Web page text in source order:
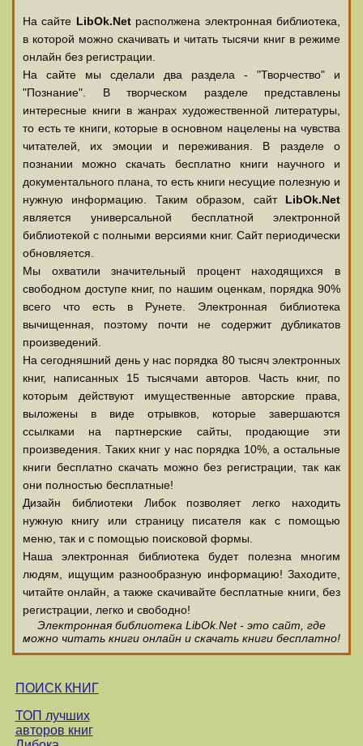
На сайте LibOk.Netрасполжена электронная библиотека,
в которой можно скачивать и читать тысячи книг в режиме
онлайн без регистрации.
На сайте мы сделали два раздела - "Творчество" и
"Познание". В творческом разделе представлены
интересные книги в жанрах художественной литературы,
то есть те книги, которые в основном нацелены на чувства
читателей, их эмоции и переживания. В разделе о
познании можно скачать бесплатно книги научного и
документального плана, то есть книги несущие полезную и
нужную информацию. Таким образом, сайт LibOk.Net
является универсальной бесплатной электронной
библиотекой с полными версиями книг. Сайт периодически
обновляется.
Мы охватили значительный процент находящихся в
свободном доступе книг, по нашим оценкам, порядка 90%
всего что есть в Рунете. Электронная библиотека
вычищенная, поэтому почти не содержит дубликатов
произведений.
На сегодняшний день у нас порядка 80 тысяч электронных
книг, написанных 15 тысячами авторов. Часть книг, по
которым действуют имущественные авторские права,
выложены в виде отрывков, которые завершаются
ссылками на партнерские сайты, продающие эти
произведения. Таких книг у нас порядка 10%, а остальные
книги бесплатно скачать можно без регистрации, так как
они полностью бесплатные!
Дизайн библиотеки Либок позволяет легко находить
нужную книгу или страницу писателя как с помощью
меню, так и с помощью поисковой формы.
Наша электронная библиотека будет полезна многим
людям, ищущим разнообразную информацию! Заходите,
читайте онлайн, а также скачивайте бесплатные книги, без
регистрации, легко и свободно!
Электронная библиотека LibOk.Net - это сайт, где
можно читать книги онлайн и скачать книги бесплатно!
ПОИСК КНИГ
ТОП лучших
авторов книг